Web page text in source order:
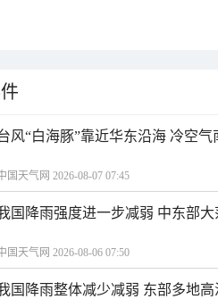
风“白海豚”靠近华东沿海 冷空
国天气网 2026-08-07 07:45
国降雨强度进一步减弱 中东部
国天气网 2026-08-06 07:50
国降雨整体减少减弱 东部多地